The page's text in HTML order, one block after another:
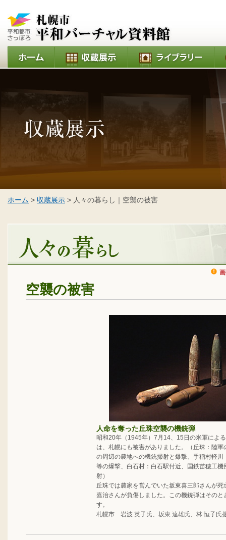
ホーム > 収蔵展示 > 人々の暮らし｜空襲の被害
空襲の被害
人命を奪った丘珠空襲の機銃弾
昭和20年（1945年）7月14、15日の米軍によ
は、札幌にも被害がありました。（丘珠：陸軍
の周辺の農地への機銃掃射と爆撃、手稲村軽川
等の爆撃、白石村：白石駅付近、国鉄苗穂工機
射）
丘珠では農家を営んでいた坂東喜三郎さんが死
嘉治さんが負傷しました。この機銃弾はそのと
す。
札幌市 岩波 英子氏、坂東 達雄氏、林 恒子氏